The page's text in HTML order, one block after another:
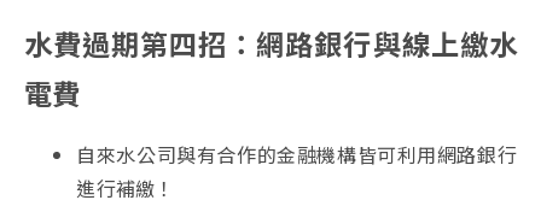
水費過期第四招：網路銀行與線上繳水
電費
自來水公司與有合作的金融機構皆可利用網路銀行
進行補繳！